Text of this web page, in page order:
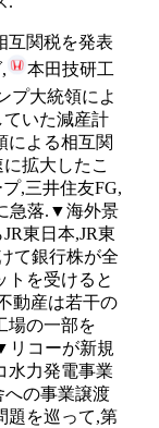
互関税を発表
本田技研工
プ大統領によ
いた減産計
よる相互関
拡大したこ
,三井住友FG,
急落.▼海外景
東日本,JR東
て銀行株が全
トを受けると
動産は若干の
場の一部を
リコーが新規
水力発電事業
への事業譲渡
題を巡って,第